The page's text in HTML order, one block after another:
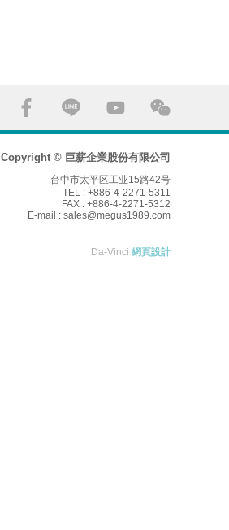
Copyright © 巨薪企業股份有限公司
台中市太平区工业15路42号
TEL : +886-4-2271-5311
FAX : +886-4-2271-5312
E-mail : sales@megus1989.com
Da-Vinci 網頁設計